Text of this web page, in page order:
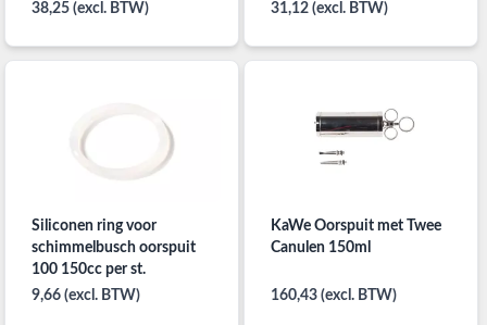
38,25 (excl. BTW)
31,12 (excl. BTW)
Siliconen ring voor
schimmelbusch oorspuit
100 150cc per st.
9,66 (excl. BTW)
KaWe Oorspuit met Twee
Canulen 150ml
160,43 (excl. BTW)